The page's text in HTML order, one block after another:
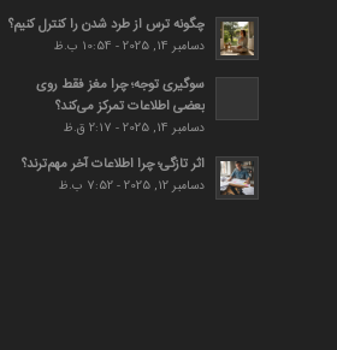
چگونه ترس از طرد شدن را کنترل کنیم؟
دسامبر 14, 2025 - 10:54 ب.ظ
سوگیری توجه؛ چرا مغز فقط روی
بعضی اطلاعات تمرکز می‌کند؟
دسامبر 14, 2025 - 2:17 ق.ظ
اثر تازگی؛ چرا اطلاعات آخر مهم‌ترند؟
دسامبر 12, 2025 - 7:52 ب.ظ